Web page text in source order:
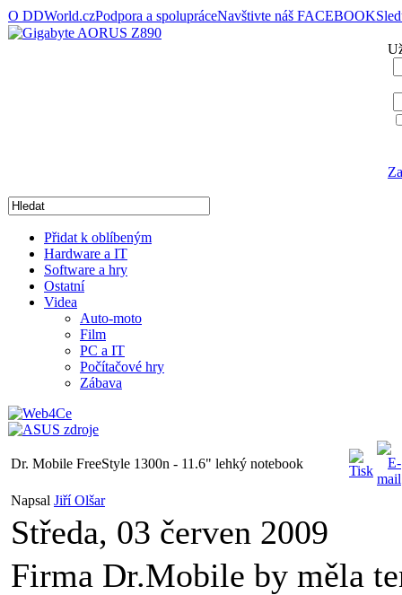
O DDWorld.czPodpora a spolupráceNavštivte náš FACEBOOK
Přidat k oblíbeným
Hardware a IT
Software a hry
Ostatní
Videa
Auto-moto
Film
PC a IT
Počítačové hry
Zábava
Dr. Mobile FreeStyle 1300n - 11.6" lehký notebook
Napsal Jiří Olšar
Středa, 03 červen 2009
Firma Dr.Mobile by měla